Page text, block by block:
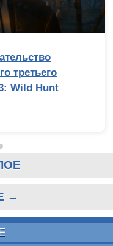
третьего
Wild Hunt
→